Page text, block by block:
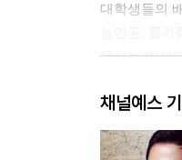
대학생들의
용서는 반성
정글만리 2
우정의 비즈
채널예스